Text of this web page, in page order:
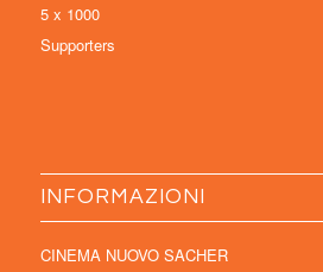
5 x 1000
Supporters
INFORMAZIONI
CINEMA NUOVO SACHER